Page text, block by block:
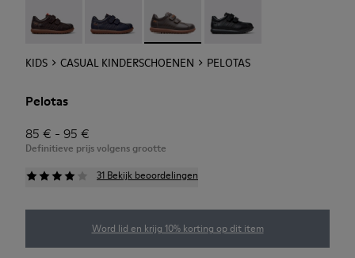
KIDS CASUAL KINDERSCHOENEN PELOTAS
Pelotas
85 € - 95 €
Definitieve prijs volgens grootte
31 Bekijk beoordelingen
Word lid en krijg 10% korting op dit item